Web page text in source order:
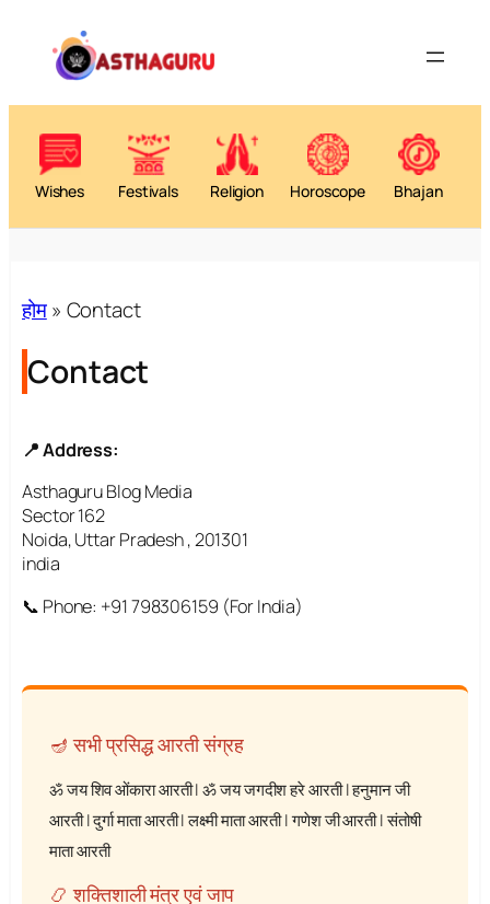
Wishes Festivals Religion Horoscope Bhajan
होम» Contact
Contact
📍 Address:
Asthaguru Blog Media
Sector 162
Noida, Uttar Pradesh , 201301
india
📞 Phone: +91 798306159 (For India)
🪔 सभी प्रसिद्ध आरती संग्रह
ॐ जय शिव ओंकारा आरती|ॐ जय जगदीश हरे आरती|हनुमान जी
आरती|दुर्गा माता आरती|लक्ष्मी माता आरती|गणेश जी आरती|संतोषी
माता आरती
📿 शक्तिशाली मंत्र एवं जाप